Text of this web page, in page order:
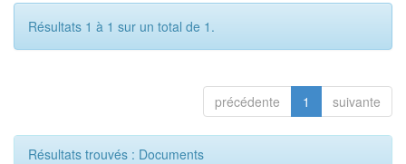
Résultats 1 à 1 sur un total de 1.
précédente 1 suivante
Résultats trouvés : Documents